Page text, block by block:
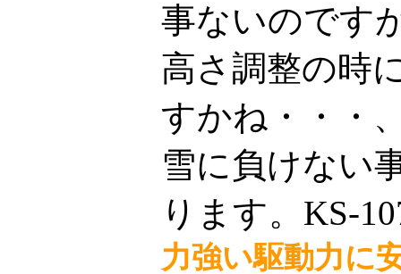
事ないのです
高さ調整の時
すかね・・・
雪に負けない
ります。KS-
力強い駆動力に